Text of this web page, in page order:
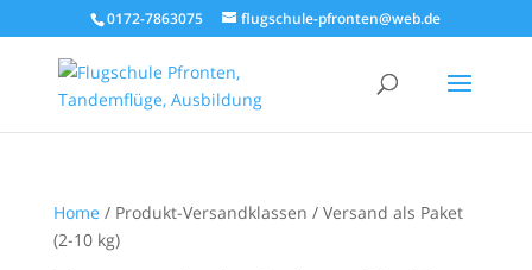
0172-7863075 flugschule-pfronten@web.de
Home / Produkt-Versandklassen / Versand als Paket
(2-10 kg)